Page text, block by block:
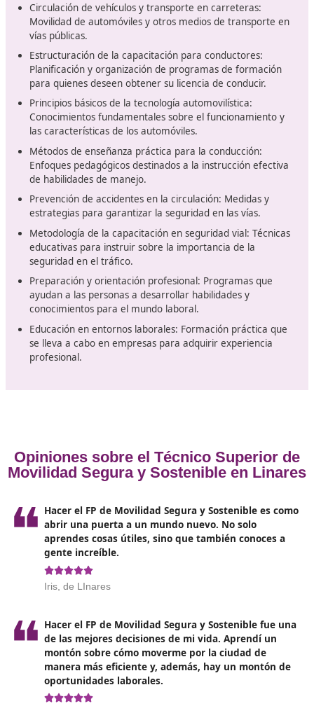
Este programa de formación profesional está
proporcionar a los estudiantes unaformación
abarca tanto aspectos técnicos como sociales. Los
contenidos del grado incluyen materias como la
de transportes, la gestión de flotas, la seguridad vial, y
sostenibilidad, así como la atención al cliente y la
recursos. Esta combinación de conocimientos permite
graduados adaptarse a diferentes ámbitos laborales y
enfrentar los desafíos que surgen en el sector de la
Módulos y temario
Atención inicial en emergencias: Proceso de
asistencia médica inmediata en situaciones críticas.
Circulación de vehículos y transporte en carreteras:
Movilidad de automóviles y otros medios de
Principios básicos de la tecnología automovilística:
Conocimientos fundamentales sobre el
las características de los automóviles.
Métodos de enseñanza práctica para la conducción:
Enfoques pedagógicos destinados a la instrucción
de habilidades de manejo.
Prevención de accidentes en la circulación: Medidas
estrategias para garantizar la seguridad en las vías.
educativas para instruir sobre la importancia de la
seguridad en el tráfico.
Preparación y orientación profesional: Programas
ayudan a las personas a desarrollar habilidades y
conocimientos para el mundo laboral.